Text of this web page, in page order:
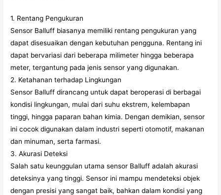
1. Rentang Pengukuran
Sensor Balluff biasanya memiliki rentang pengukuran yang
dapat disesuaikan dengan kebutuhan pengguna. Rentang ini
dapat bervariasi dari beberapa milimeter hingga beberapa
meter, tergantung pada jenis sensor yang digunakan.
2. Ketahanan terhadap Lingkungan
Sensor Balluff dirancang untuk dapat beroperasi di berbagai
kondisi lingkungan, mulai dari suhu ekstrem, kelembapan
tinggi, hingga paparan bahan kimia. Dengan demikian, sensor
ini cocok digunakan dalam industri seperti otomotif, makanan
dan minuman, serta farmasi.
3. Akurasi Deteksi
Salah satu keunggulan utama sensor Balluff adalah akurasi
deteksinya yang tinggi. Sensor ini mampu mendeteksi objek
dengan presisi yang sangat baik, bahkan dalam kondisi yang